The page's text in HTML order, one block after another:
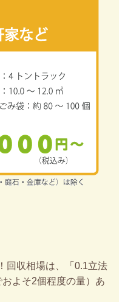
回収相場は、「0.1立法
よそ2個程度の量）あ